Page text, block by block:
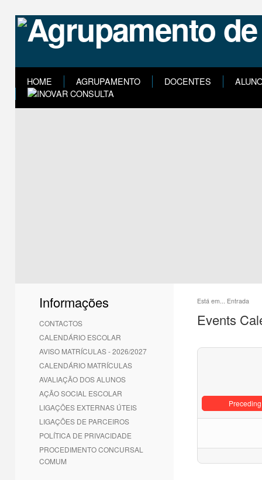
HOME AGRUPAMENTO DOCENTES
Informações
CONTACTOS
CALENDÁRIO ESCOLAR
AVISO MATRÍCULAS - 2026/2027
CALENDÁRIO MATRÍCULAS
AVALIAÇÃO DOS ALUNOS
AÇÃO SOCIAL ESCOLAR
LIGAÇÕES EXTERNAS ÚTEIS
LIGAÇÕES DE PARCEIROS
POLÍTICA DE PRIVACIDADE
PROCEDIMENTO CONCURSAL
COMUM
Está em... Entrada
Events